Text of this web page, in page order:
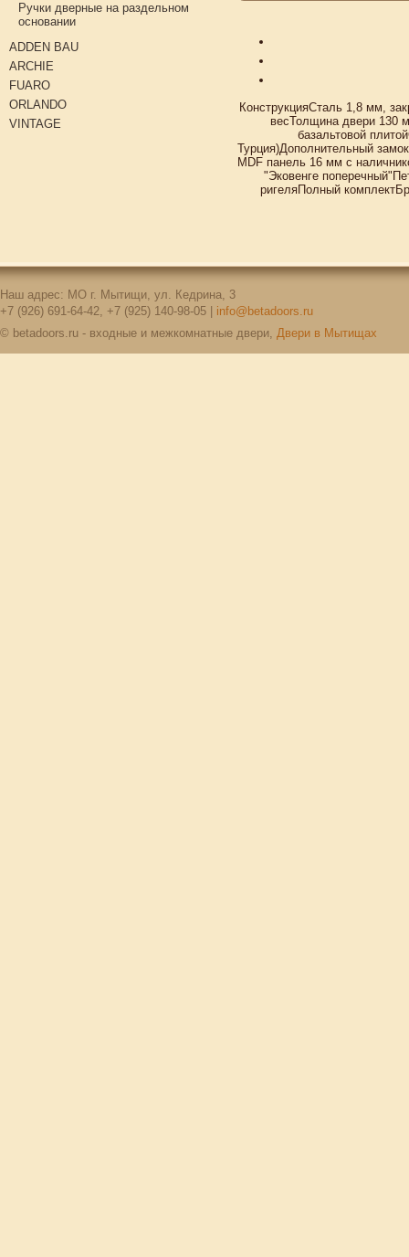
Ручки дверные на раздельном
основании
ADDEN BAU
ARCHIE
FUARO
ORLANDO
VINTAGE
КонструкцияСталь 1,8 мм,
весТолщина двери 130
базальтовой
Турция)Дополнительный
MDF панель 16 мм с
"Эковенге
ригеляПолный
Наш адрес: МО г. Мытищи, ул. Кедрина, 3
+7 (926) 691-64-42, +7 (925) 140-98-05 | info@betadoors.ru
© betadoors.ru - входные и межкомнатные двери, Двери в Мытищах